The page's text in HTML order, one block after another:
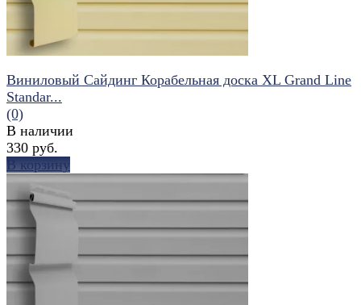
избранное сравнить
Виниловый Сайдинг Корабельная доска XL Grand Line
Standar...
(0)
В наличии
330 руб.
В корзину